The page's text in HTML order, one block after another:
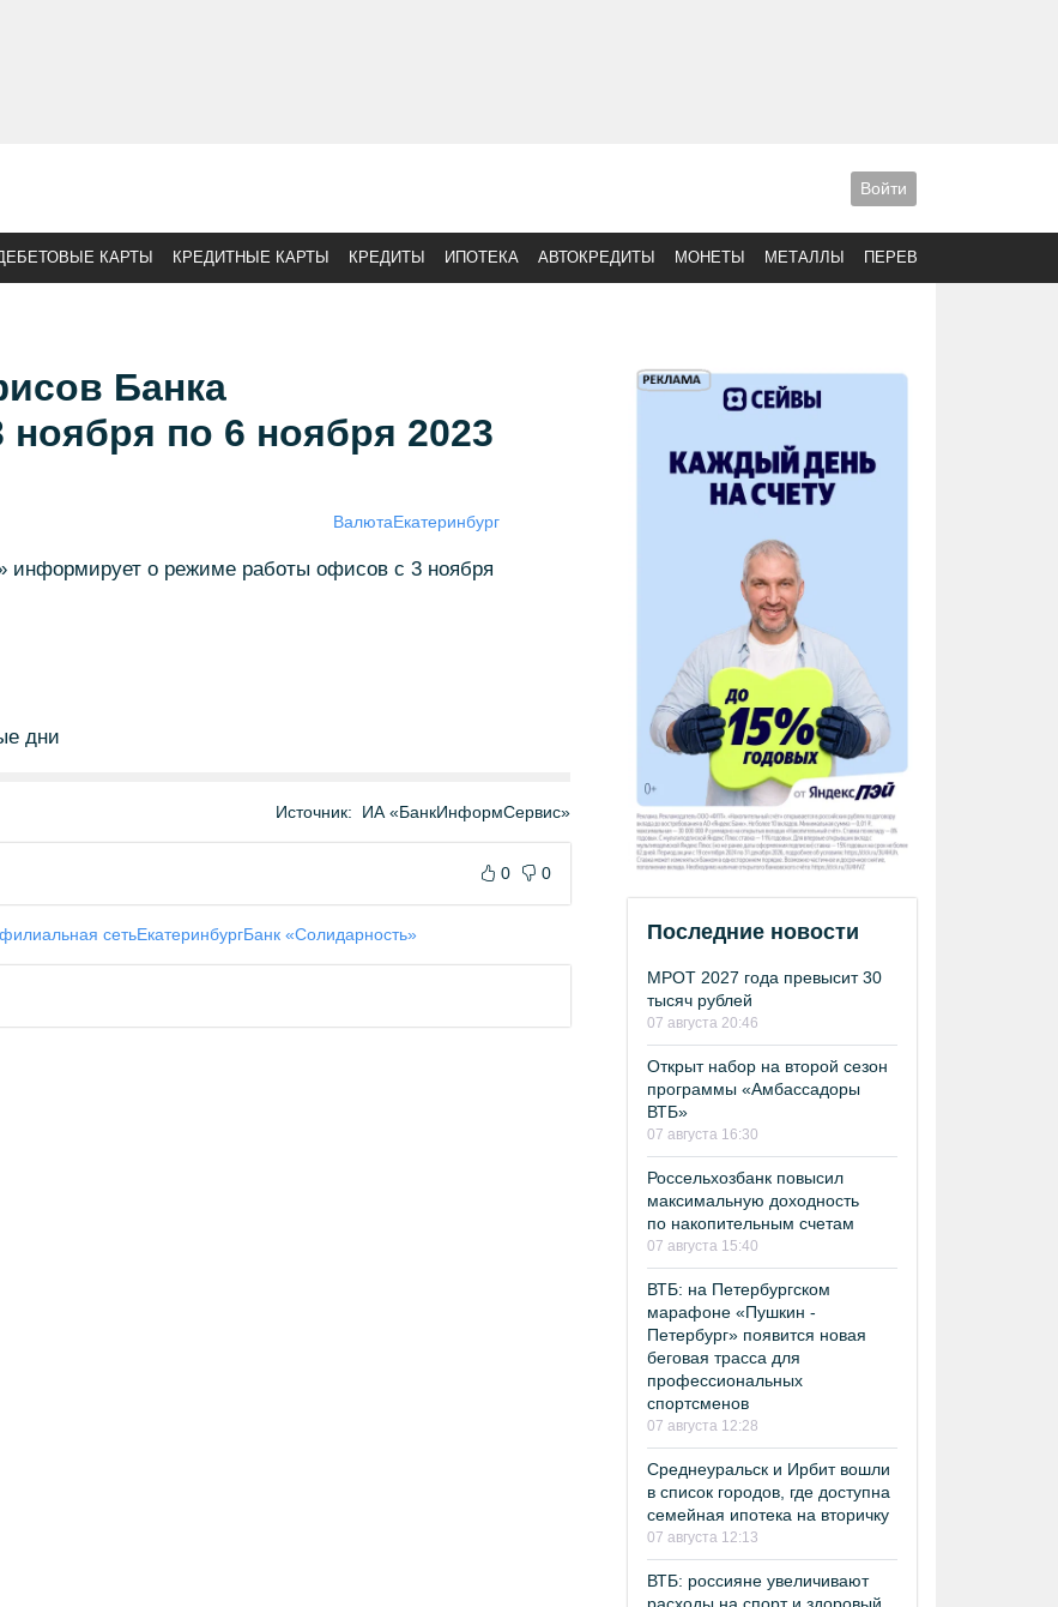
Войти
КАРТЫ КРЕДИТНЫЕ КАРТЫ КРЕДИТЫ ИПОТЕКА АВТОКРЕДИТЫ МОНЕТЫ МЕТАЛЛЫ ПЕРЕВОДЫ
Банка
по 6 ноября 2023
ВалютаЕкатеринбург
информирует о режиме работы офисов с 3 ноября
дни
Источник: ИА «БанкИнформСервис»
0 0
филиальная сетьЕкатеринбургБанк «Солидарность» Последние новости
МРОТ 2027 года превысит 30
тысяч рублей
07 августа 20:46
Открыт набор на второй сезон
программы «Амбассадоры
ВТБ»
07 августа 16:30
Россельхозбанк повысил
максимальную доходность
по накопительным счетам
07 августа 15:40
ВТБ: на Петербургском
марафоне «Пушкин -
Петербург» появится новая
беговая трасса для
профессиональных
спортсменов
07 августа 12:28
Среднеуральск и Ирбит вошли
в список городов, где доступна
семейная ипотека на вторичку
07 августа 12:13
ВТБ: россияне увеличивают
расходы на спорт и здоровый